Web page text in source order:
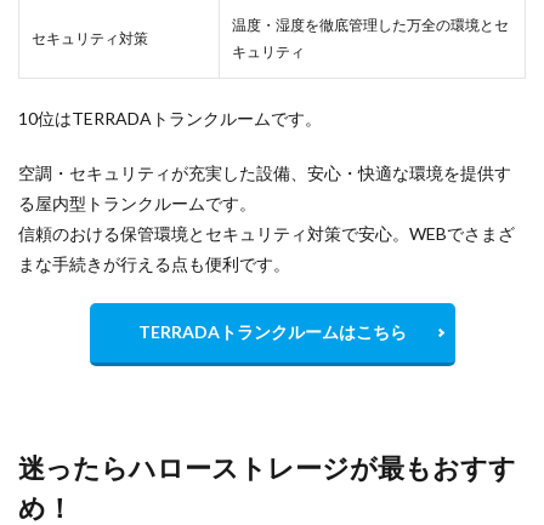
セキュリティ対策
温度・湿度を徹底管理した万全の環境とセ
キュリティ
10位はTERRADAトランクルームです。
空調・セキュリティが充実した設備、安心・快適な環境を提供す
る屋内型トランクルームです。
信頼のおける保管環境とセキュリティ対策で安心。WEBでさまざ
まな手続きが行える点も便利です。
TERRADAトランクルームはこちら
迷ったらハローストレージが最もおすす
め！